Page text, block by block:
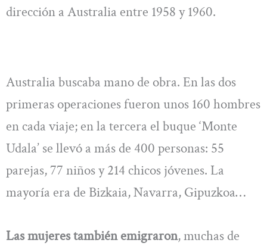
dirección a Australia entre 1958 y 1960.
Australia buscaba mano de obra. En las dos
primeras operaciones fueron unos 160 hombres
en cada viaje; en la tercera el buque ‘Monte
Udala’ se llevó a más de 400 personas: 55
parejas, 77 niños y 214 chicos jóvenes. La
mayoría era de Bizkaia, Navarra, Gipuzkoa…
Las mujeres también emigraron, muchas de